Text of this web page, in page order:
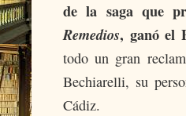
de la saga que
Remedios, ganó el
todo un gran
Bechiarelli, su
Cádiz.